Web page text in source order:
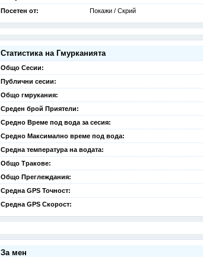
Посетен от:
Покажи / Скрий
Статистика на Гмурканията
Общо Сесии:
Публични сесии:
Общо гмрукания:
Среден брой Приятели:
Средно Време под вода за сесия:
Средно Максимално време под вода:
Средна температура на водата:
Общо Тракове:
Общо Преглеждания:
Средна GPS Точност:
Средна GPS Скорост:
За мен